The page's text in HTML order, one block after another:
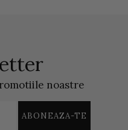
noastre